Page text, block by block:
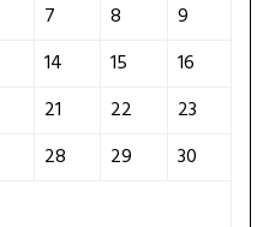
7 8
9
14 15
16
21 22
23
28 29
30